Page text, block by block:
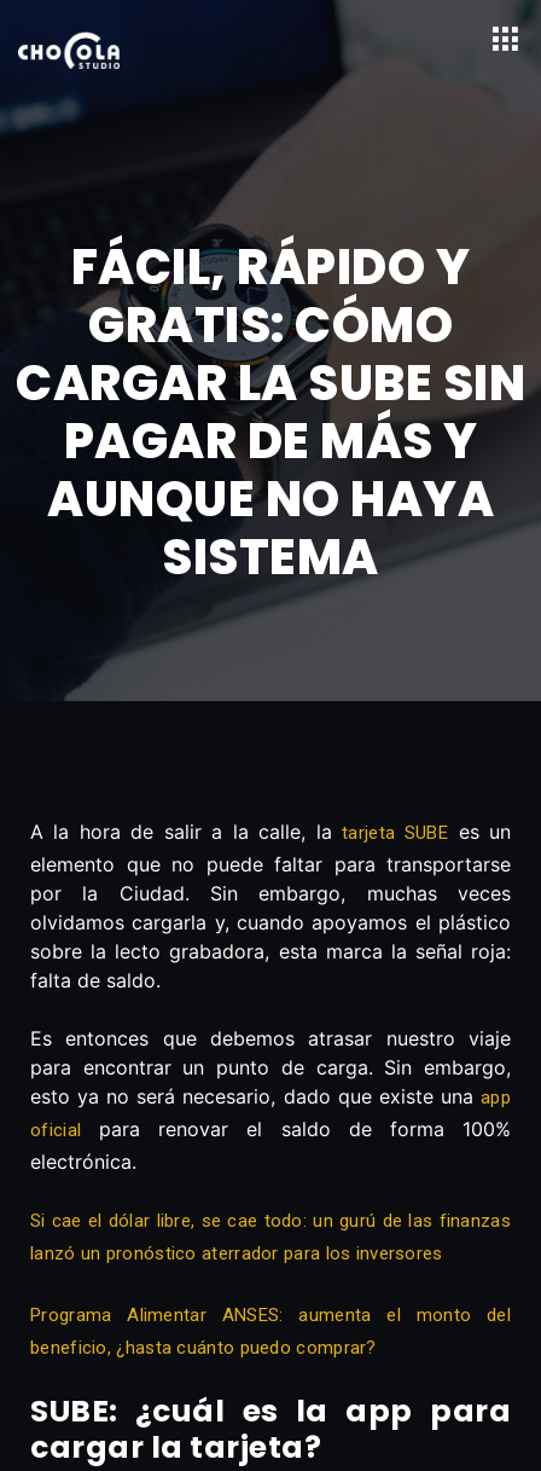
FÁCIL, RÁPIDO Y
GRATIS: CÓMO
CARGAR LA SUBE SIN
PAGAR DE MÁS Y
AUNQUE NO HAYA
SISTEMA
A la hora de salir a la calle, latarjeta SUBE es un
elemento que no puede faltar para transportarse
por la Ciudad. Sin embargo, muchas veces
olvidamos cargarla y, cuando apoyamos el plástico
sobre la lecto grabadora, esta marca la señal roja:
falta de saldo.
Es entonces que debemos atrasar nuestro viaje
para encontrar un punto de carga. Sin embargo,
esto ya no será necesario, dado que existe unaapp
oficial
para renovar el saldo de forma 100%
electrónica.
Si cae el dólar libre, se cae todo: un gurú de las finanzas
lanzó un pronóstico aterrador para los inversores
Programa Alimentar ANSES: aumenta el monto del
beneficio, ¿hasta cuánto puedo comprar?
SUBE: ¿cuál es la app para
cargar la tarjeta?